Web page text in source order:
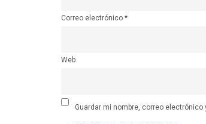
Correo electrónico *
Web
Guardar mi nombre, correo